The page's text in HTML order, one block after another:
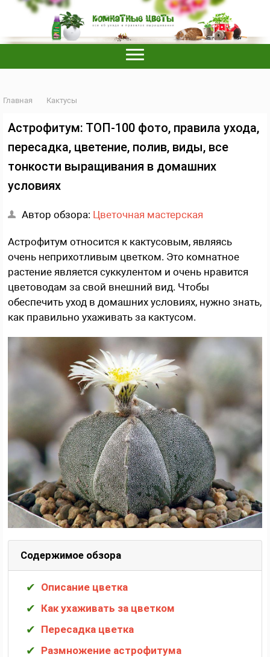
Главная Кактусы
Астрофитум: ТОП-100 фото, правила ухода,
пересадка, цветение, полив, виды, все
тонкости выращивания в домашних
условиях
Автор обзора: Цветочная мастерская
Астрофитум относится к кактусовым, являясь
очень неприхотливым цветком. Это комнатное
растение является суккулентом и очень нравится
цветоводам за свой внешний вид. Чтобы
обеспечить уход в домашних условиях, нужно знать,
как правильно ухаживать за кактусом.
Содержимое обзора
Описание цветка
Как ухаживать за цветком
Пересадка цветка
Размножение астрофитума